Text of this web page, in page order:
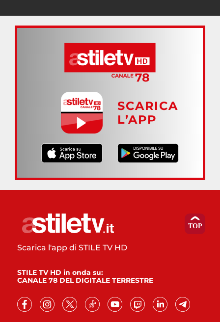
SCARICA
L’APP
Scarica l'app di STILE TV HD
STILE TV HD in onda su:
CANALE 78 DEL DIGITALE TERRESTRE